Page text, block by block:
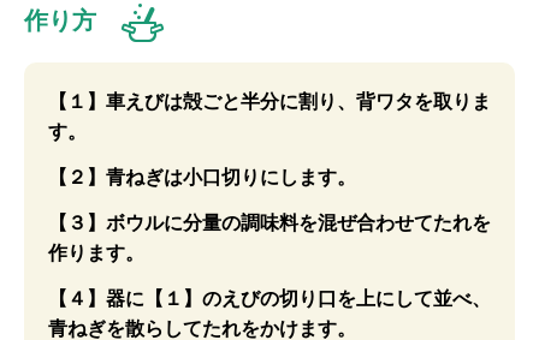
作り方
【１】車えびは殻ごと半分に割り、背ワタを取りま
す。
【２】青ねぎは小口切りにします。
【３】ボウルに分量の調味料を混ぜ合わせてたれを
作ります。
【４】器に【１】のえびの切り口を上にして並べ、
青ねぎを散らしてたれをかけます。